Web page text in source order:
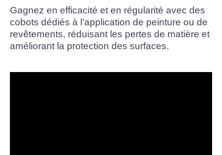
Gagnez en efficacité et en régularité avec des
cobots dédiés à l’application de peinture ou de
revêtements, réduisant les pertes de matière et
améliorant la protection des surfaces.